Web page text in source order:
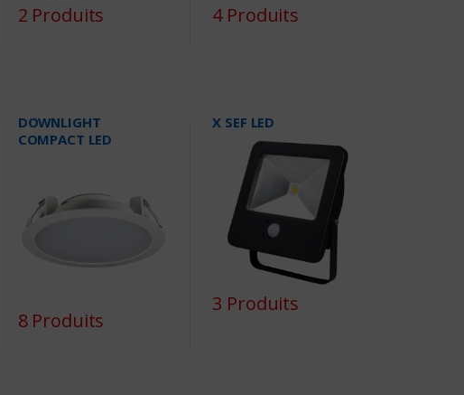
2 Produits 4 Produits
DOWNLIGHT
COMPACT LED
8 Produits
X SEF LED
3 Produits